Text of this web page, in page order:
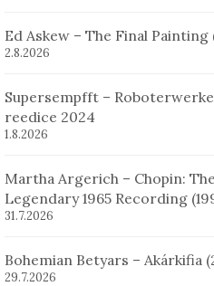
Ed Askew – The Final Painting
2.8.2026
Supersempfft – Roboterwerke
reedice 2024
1.8.2026
Martha Argerich – Chopin: The
Legendary 1965 Recording
31.7.2026
Bohemian Betyars – Akárkifia
29.7.2026